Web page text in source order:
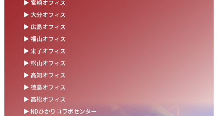
お盆の休業に伴うお知らせ
2025.07.11
事務部会＆懇親会を開催しました！
2025.06.27
＼新卒第9期生 辞令交付式を開催しました／
ウォーターサーバー設置完了！～健康経営の取組み～
▶ 宮崎オフィス
▶ 大分オフィス
▶ 広島オフィス
▶ 福山オフィス
▶ 米子オフィス
▶ 松山オフィス
▶ 高知オフィス
▶ 徳島オフィス
▶ 高松オフィス
▶ NDひかりコラボセンター